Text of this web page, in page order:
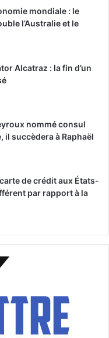
mondiale : le
l’Australie et le
Alcatraz : la fin d’un
nommé consul
il succèdera à Raphaël
de crédit aux États-
par rapport à la